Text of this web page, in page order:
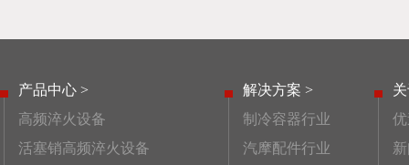
产品中心 >
高频淬火设备
活塞销高频淬火设备
解决方案 >
制冷容器行业
汽摩配件行业